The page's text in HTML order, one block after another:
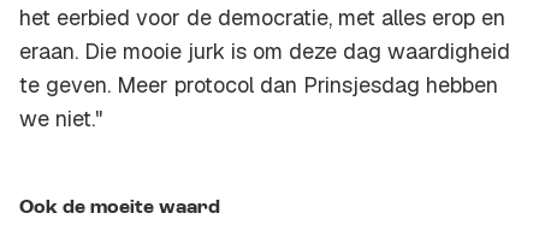
het eerbied voor de democratie, met alles erop en
eraan. Die mooie jurk is om deze dag waardigheid
te geven. Meer protocol dan Prinsjesdag hebben
we niet."
Ook de moeite waard